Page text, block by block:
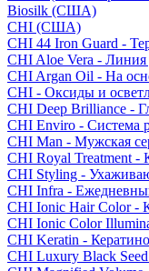
Biosilk (США)
CHI (США)
CHI 44 Iron Guard -
CHI Aloe Vera - Линия
CHI Argan Oil - На
CHI - Оксиды и
CHI Deep Brilliance -
CHI Enviro - Система
CHI Man - Мужская
CHI Royal Treatment -
CHI Styling -
CHI Infra -
CHI Ionic Hair Color -
CHI Ionic Color
CHI Keratin -
CHI Luxury Black